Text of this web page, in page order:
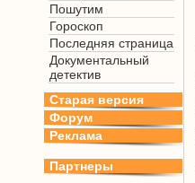
Пошутим
Гороскоп
Последняя страница
Документальный
детектив
Старая версия
Форум
Реклама
Партнеры